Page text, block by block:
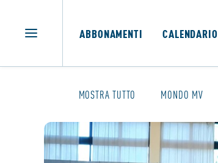
ABBONAMENTI CALENDARIO
MOSTRA TUTTO MONDO MV